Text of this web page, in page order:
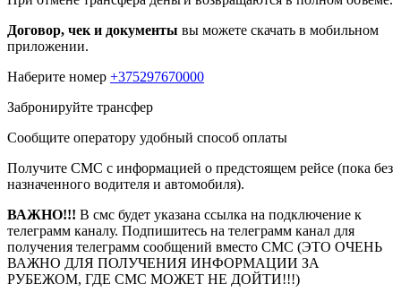
Договор, чек и документы вы можете скачать в мобильном
приложении.
Наберите номер +375297670000
Забронируйте трансфер
Сообщите оператору удобный способ оплаты
Получите СМС с информацией о предстоящем рейсе (пока без
назначенного водителя и автомобиля).
ВАЖНО!!! В смс будет указана ссылка на подключение к
телеграмм каналу. Подпишитесь на телеграмм канал для
получения телеграмм сообщений вместо СМС (ЭТО ОЧЕНЬ
ВАЖНО ДЛЯ ПОЛУЧЕНИЯ ИНФОРМАЦИИ ЗА
РУБЕЖОМ, ГДЕ СМС МОЖЕТ НЕ ДОЙТИ!!!)